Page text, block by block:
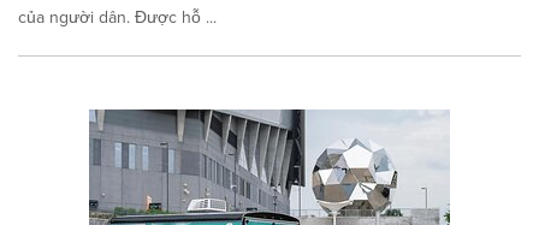
của người dân. Được hỗ ...